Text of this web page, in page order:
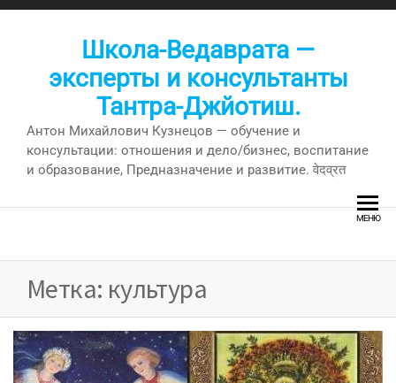
Перейти
Школа-Ведаврата —
эксперты и консультанты
Тантра-Джйотиш.
Антон Михайлович Кузнецов — обучение и
консультации: отношения и дело/бизнес, воспитание
и образование, Предназначение и развитие. वेदव्रत
МЕНЮ
Метка: культура